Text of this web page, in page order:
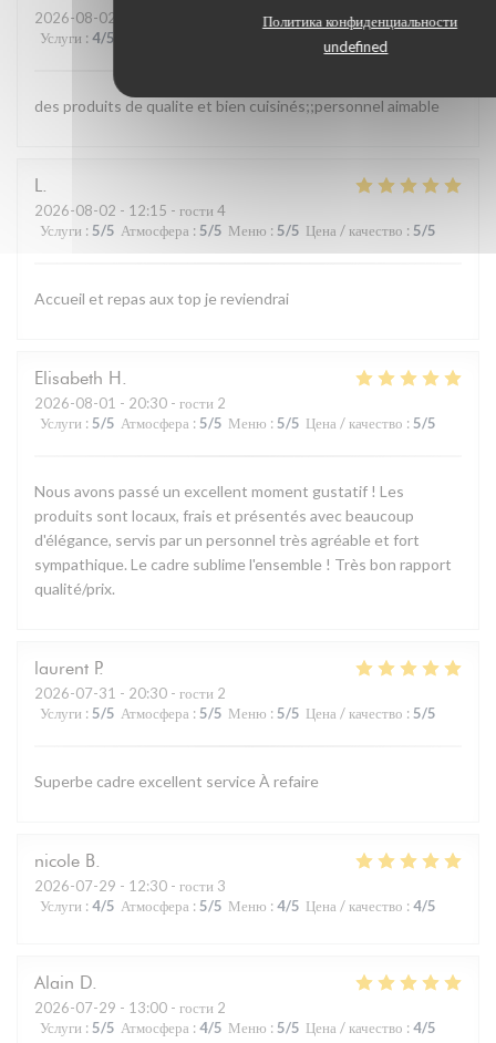
Политика конфиденциальности
undefined
2026-08-02
Услуги : 4/5 Цена / качество
des produits de qualite et bien cuisinés;;personnel aimable
L
2026-08-02 - 12:15 - гости 4
Услуги : 5/5 Атмосфера : 5/5 Меню : 5/5 Цена / качество : 5/5
Accueil et repas aux top je reviendrai
Elisabeth H
2026-08-01 - 20:30 - гости 2
Услуги : 5/5 Атмосфера : 5/5 Меню : 5/5 Цена / качество : 5/5
Nous avons passé un excellent moment gustatif ! Les
produits sont locaux, frais et présentés avec beaucoup
d'élégance, servis par un personnel très agréable et fort
sympathique. Le cadre sublime l'ensemble ! Très bon rapport
qualité/prix.
laurent P
2026-07-31 - 20:30 - гости 2
Услуги : 5/5 Атмосфера : 5/5 Меню : 5/5 Цена / качество : 5/5
Superbe cadre excellent service À refaire
nicole B
2026-07-29 - 12:30 - гости 3
Услуги : 4/5 Атмосфера : 5/5 Меню : 4/5 Цена / качество : 4/5
Alain D
2026-07-29 - 13:00 - гости 2
Услуги : 5/5 Атмосфера : 4/5 Меню : 5/5 Цена / качество : 4/5